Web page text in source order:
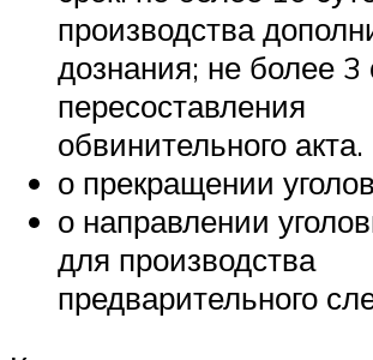
производства
дознания; не более 3
пересоставления
обвинительного акта.
о прекращении
о направлении
для производства
предварительного